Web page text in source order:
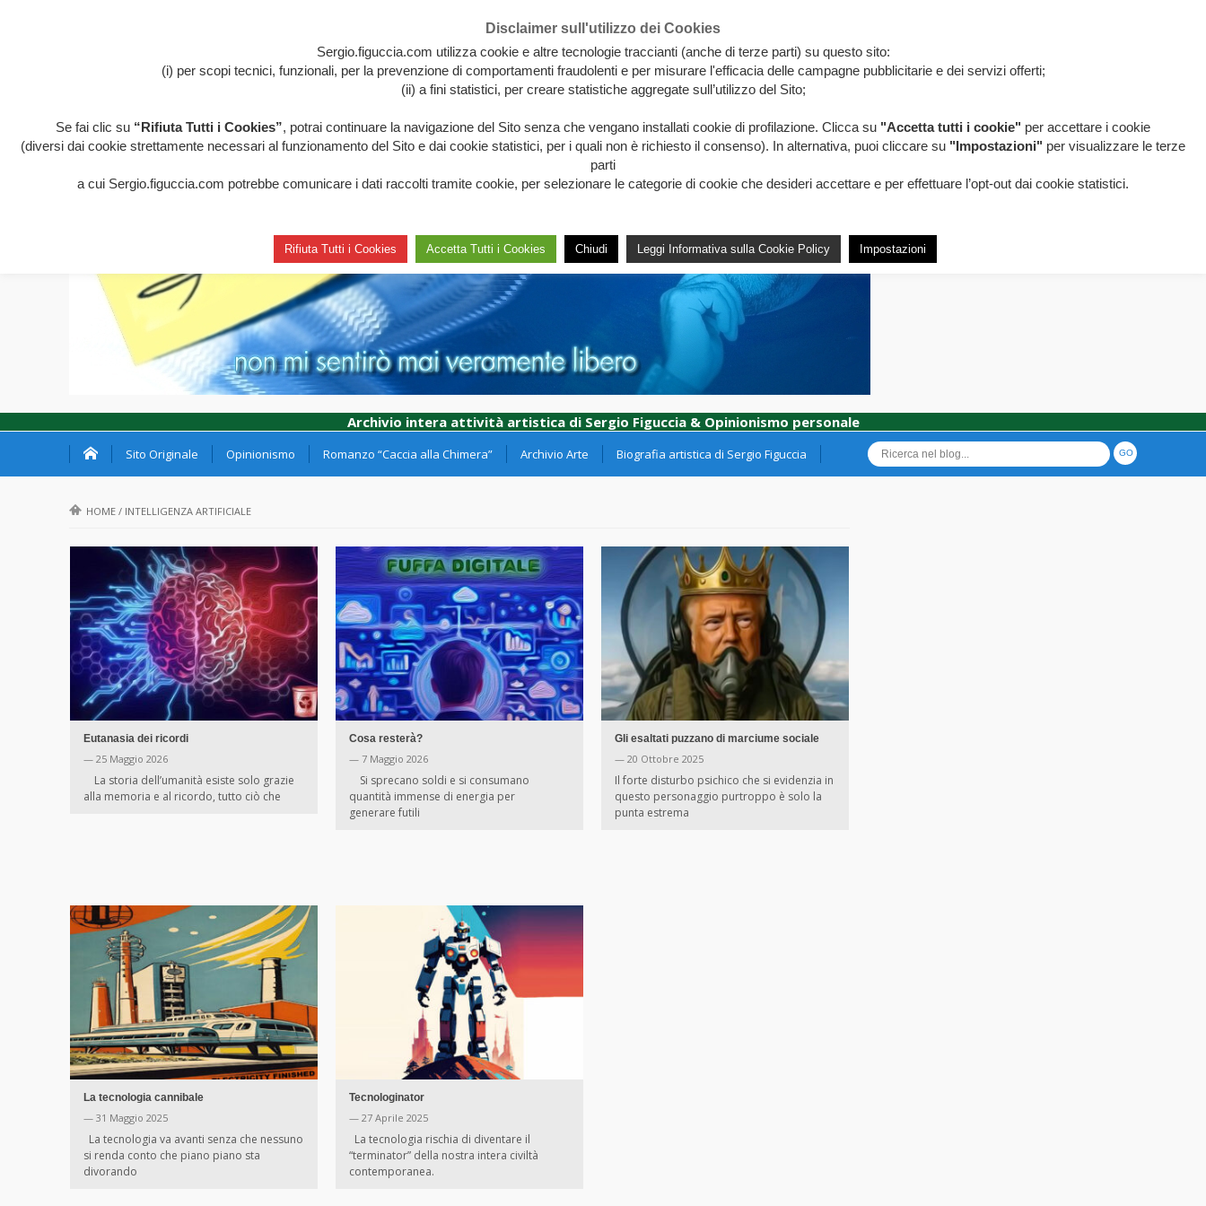
Archivio intera attività artistica di Sergio Figuccia & Opinionismo personale
Sito Originale Opinionismo Romanzo “Caccia alla Chimera” Archivio Arte Biografia artistica di Sergio Figuccia
HOME / INTELLIGENZA ARTIFICIALE
Eutanasia dei ricordi
— 25 Maggio 2026
La storia dell’umanità esiste solo grazie
alla memoria e al ricordo, tutto ciò che
Cosa resterà?
— 7 Maggio 2026
Si sprecano soldi e si consumano
quantità immense di energia per
generare futili
Gli esaltati puzzano di marciume sociale
— 20 Ottobre 2025
Il forte disturbo psichico che si evidenzia in
questo personaggio purtroppo è solo la
punta estrema
La tecnologia cannibale
— 31 Maggio 2025
La tecnologia va avanti senza che nessuno
si renda conto che piano piano sta
divorando
Tecnologinator
— 27 Aprile 2025
La tecnologia rischia di diventare il
“terminator” della nostra intera civiltà
contemporanea.
Disclaimer sull'utilizzo dei Cookies
Sergio.figuccia.com utilizza cookie e altre tecnologie traccianti (anche di terze parti) su questo sito:
(i) per scopi tecnici, funzionali, per la prevenzione di comportamenti fraudolenti e per misurare l'efficacia delle campagne pubblicitarie e dei servizi offerti;
(ii) a fini statistici, per creare statistiche aggregate sull’utilizzo del Sito;
Se fai clic su “Rifiuta Tutti i Cookies”, potrai continuare la navigazione del Sito senza che vengano installati cookie di profilazione. Clicca su "Accetta tutti i cookie" per accettare i cookie
(diversi dai cookie strettamente necessari al funzionamento del Sito e dai cookie statistici, per i quali non è richiesto il consenso). In alternativa, puoi cliccare su "Impostazioni" per visualizzare le terze
parti
a cui Sergio.figuccia.com potrebbe comunicare i dati raccolti tramite cookie, per selezionare le categorie di cookie che desideri accettare e per effettuare l’opt-out dai cookie statistici.
Rifiuta Tutti i Cookies Accetta Tutti i Cookies Chiudi Leggi Informativa sulla Cookie Policy Impostazioni